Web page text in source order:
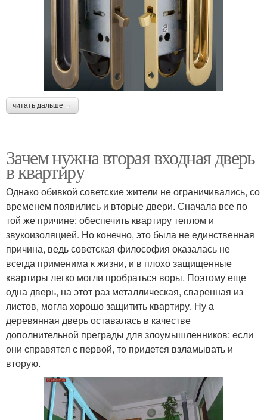
читать дальше →
Зачем нужна вторая входная дверь
в квартиру
Однако обивкой советские жители не ограничивались, со
временем появились и вторые двери. Сначала все по
той же причине: обеспечить квартиру теплом и
звукоизоляцией. Но конечно, это была не единственная
причина, ведь советская философия оказалась не
всегда применима к жизни, и в плохо защищенные
квартиры легко могли пробраться воры. Поэтому еще
одна дверь, на этот раз металлическая, сваренная из
листов, могла хорошо защитить квартиру. Ну а
деревянная дверь оставалась в качестве
дополнительной преграды для злоумышленников: если
они справятся с первой, то придется взламывать и
вторую.